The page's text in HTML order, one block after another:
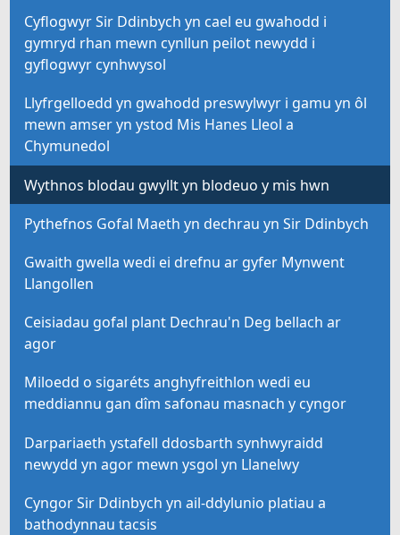
Cyflogwyr Sir Ddinbych yn cael eu gwahodd i
gymryd rhan mewn cynllun peilot newydd i
gyflogwyr cynhwysol
Llyfrgelloedd yn gwahodd preswylwyr i gamu yn ôl
mewn amser yn ystod Mis Hanes Lleol a
Chymunedol
Wythnos blodau gwyllt yn blodeuo y mis hwn
Pythefnos Gofal Maeth yn dechrau yn Sir Ddinbych
Gwaith gwella wedi ei drefnu ar gyfer Mynwent
Llangollen
Ceisiadau gofal plant Dechrau'n Deg bellach ar
agor
Miloedd o sigaréts anghyfreithlon wedi eu
meddiannu gan dîm safonau masnach y cyngor
Darpariaeth ystafell ddosbarth synhwyraidd
newydd yn agor mewn ysgol yn Llanelwy
Cyngor Sir Ddinbych yn ail-ddylunio platiau a
bathodynnau tacsis